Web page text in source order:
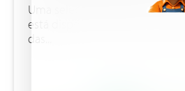
Uma seleção de ferramentas
está disponível para que vocé
das...